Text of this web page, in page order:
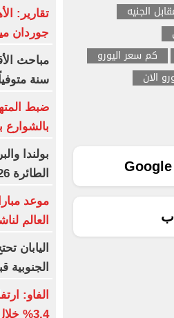
الجنيه
كم سعر اليورو
الان
تقارير:
جوردان
سنة
ضبط
بالشوارع
بولندا
الطائرة 2026 للرجال والسيدات
موعد
العالم
اليابان
الجنوبية
3.4% خلال يوليو عالميا